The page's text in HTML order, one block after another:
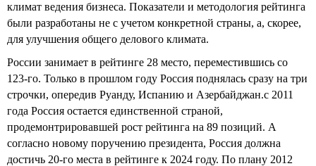
климат ведения бизнеса. Показатели и методология рейтинга
были разработаны не с учетом конкретной страны, а, скорее,
для улучшения общего делового климата.
России занимает в рейтинге 28 место, переместившись со
123-го. Только в прошлом году Россия поднялась сразу на три
строчки, опередив Руанду, Испанию и Азербайджан.с 2011
года Россия остается единственной страной,
продемонтрировавшей рост рейтинга на 89 позиций. А
согласно новому поручению президента, Россия должна
достичь 20-го места в рейтинге к 2024 году. По плану 2012